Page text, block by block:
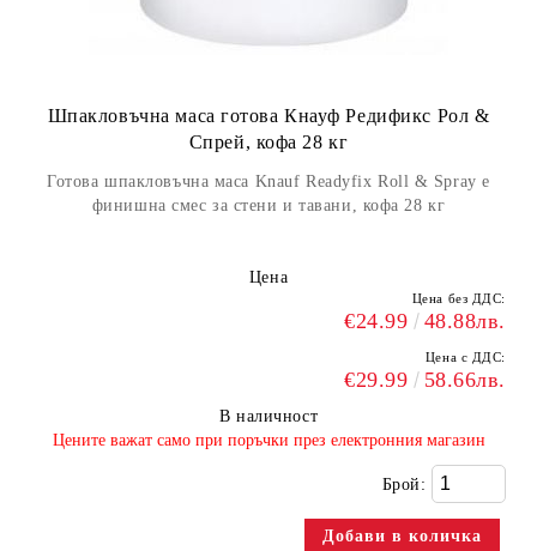
Шпакловъчна маса готова Кнауф Редификс Рол &
Спрей, кофа 28 кг
Готова шпакловъчна маса Knauf Readyfix Roll & Spray е
финишна смес за стени и тавани, кофа 28 кг
Цена
Цена без ДДС:
€24.99 48.88лв.
Цена с ДДС:
€29.99 58.66лв.
В наличност
​Цените важат само при поръчки през електронния магазин
Брой: